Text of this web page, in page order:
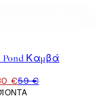
Pond Καμβά
€59 €